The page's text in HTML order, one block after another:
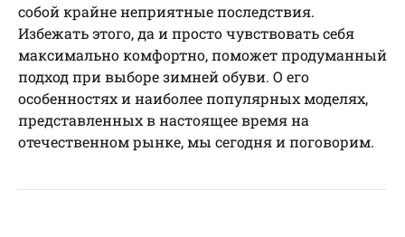
собой крайне неприятные последствия.
Избежать этого, да и просто чувствовать себя
максимально комфортно, поможет продуманный
подход при выборе зимней обуви. О его
особенностях и наиболее популярных моделях,
представленных в настоящее время на
отечественном рынке, мы сегодня и поговорим.